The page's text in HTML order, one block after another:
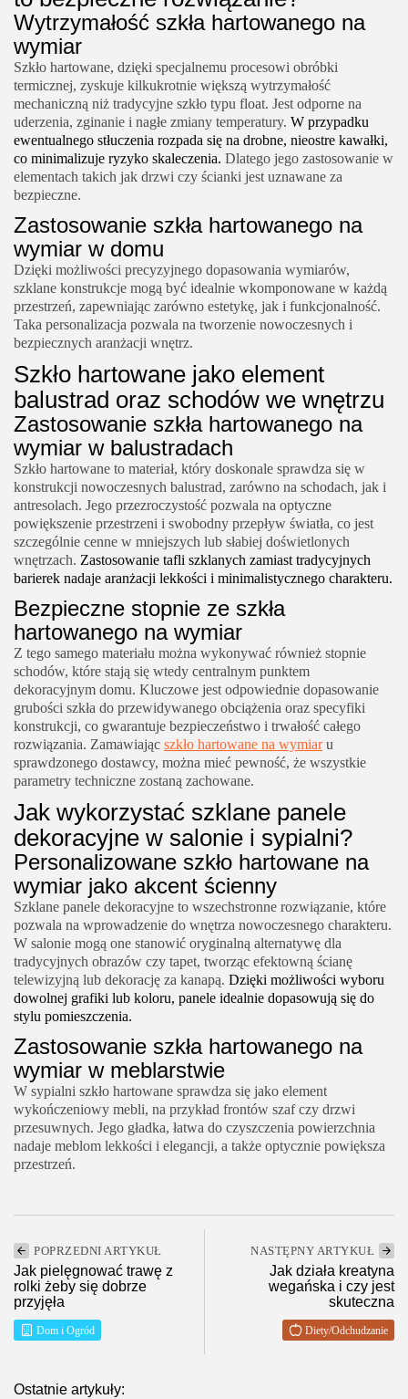
Wytrzymałość szkła hartowanego na
wymiar
Szkło hartowane, dzięki specjalnemu procesowi obróbki
termicznej, zyskuje kilkukrotnie większą wytrzymałość
mechaniczną niż tradycyjne szkło typu float. Jest odporne na
uderzenia, zginanie i nagłe zmiany temperatury. W przypadku
ewentualnego stłuczenia rozpada się na drobne, nieostre kawałki,
co minimalizuje ryzyko skaleczenia. Dlatego jego zastosowanie w
elementach takich jak drzwi czy ścianki jest uznawane za
bezpieczne.
Zastosowanie szkła hartowanego na
wymiar w domu
Dzięki możliwości precyzyjnego dopasowania wymiarów,
szklane konstrukcje mogą być idealnie wkomponowane w każdą
przestrzeń, zapewniając zarówno estetykę, jak i funkcjonalność.
Taka personalizacja pozwala na tworzenie nowoczesnych i
bezpiecznych aranżacji wnętrz.
Szkło hartowane jako element
balustrad oraz schodów we wnętrzu
Zastosowanie szkła hartowanego na
wymiar w balustradach
Szkło hartowane to materiał, który doskonale sprawdza się w
konstrukcji nowoczesnych balustrad, zarówno na schodach, jak i
antresolach. Jego przezroczystość pozwala na optyczne
powiększenie przestrzeni i swobodny przepływ światła, co jest
szczególnie cenne w mniejszych lub słabiej doświetlonych
wnętrzach. Zastosowanie tafli szklanych zamiast tradycyjnych
barierek nadaje aranżacji lekkości i minimalistycznego charakteru.
Bezpieczne stopnie ze szkła
hartowanego na wymiar
Z tego samego materiału można wykonywać również stopnie
schodów, które stają się wtedy centralnym punktem
dekoracyjnym domu. Kluczowe jest odpowiednie dopasowanie
grubości szkła do przewidywanego obciążenia oraz specyfiki
konstrukcji, co gwarantuje bezpieczeństwo i trwałość całego
rozwiązania. Zamawiając szkło hartowane na wymiaru
sprawdzonego dostawcy, można mieć pewność, że wszystkie
parametry techniczne zostaną zachowane.
Jak wykorzystać szklane panele
dekoracyjne w salonie i sypialni?
Personalizowane szkło hartowane na
wymiar jako akcent ścienny
Szklane panele dekoracyjne to wszechstronne rozwiązanie, które
pozwala na wprowadzenie do wnętrza nowoczesnego charakteru.
W salonie mogą one stanowić oryginalną alternatywę dla
tradycyjnych obrazów czy tapet, tworząc efektowną ścianę
telewizyjną lub dekorację za kanapą. Dzięki możliwości wyboru
dowolnej grafiki lub koloru, panele idealnie dopasowują się do
stylu pomieszczenia.
Zastosowanie szkła hartowanego na
wymiar w meblarstwie
W sypialni szkło hartowane sprawdza się jako element
wykończeniowy mebli, na przykład frontów szaf czy drzwi
przesuwnych. Jego gładka, łatwa do czyszczenia powierzchnia
nadaje meblom lekkości i elegancji, a także optycznie powiększa
przestrzeń.
POPRZEDNI ARTYKUŁ
Jak pielęgnować trawę z
rolki żeby się dobrze
przyjęła
Dom i Ogród
NASTĘPNY ARTYKUŁ
Jak działa kreatyna
wegańska i czy jest
skuteczna
Diety/Odchudzanie
Ostatnie artykuły: